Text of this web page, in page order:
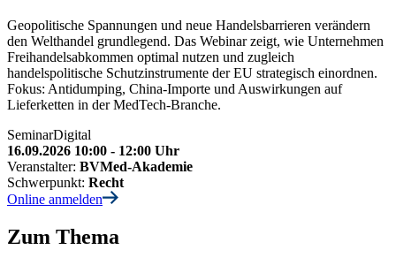
Geopolitische Spannungen und neue Handelsbarrieren verändern
den Welthandel grundlegend. Das Webinar zeigt, wie Unternehmen
Freihandelsabkommen optimal nutzen und zugleich
handelspolitische Schutzinstrumente der EU strategisch einordnen.
Fokus: Antidumping, China-Importe und Auswirkungen auf
Lieferketten in der MedTech-Branche.
SeminarDigital
16.09.2026 10:00 - 12:00 Uhr
Veranstalter: BVMed-Akademie
Schwerpunkt: Recht
Online anmelden
Zum Thema